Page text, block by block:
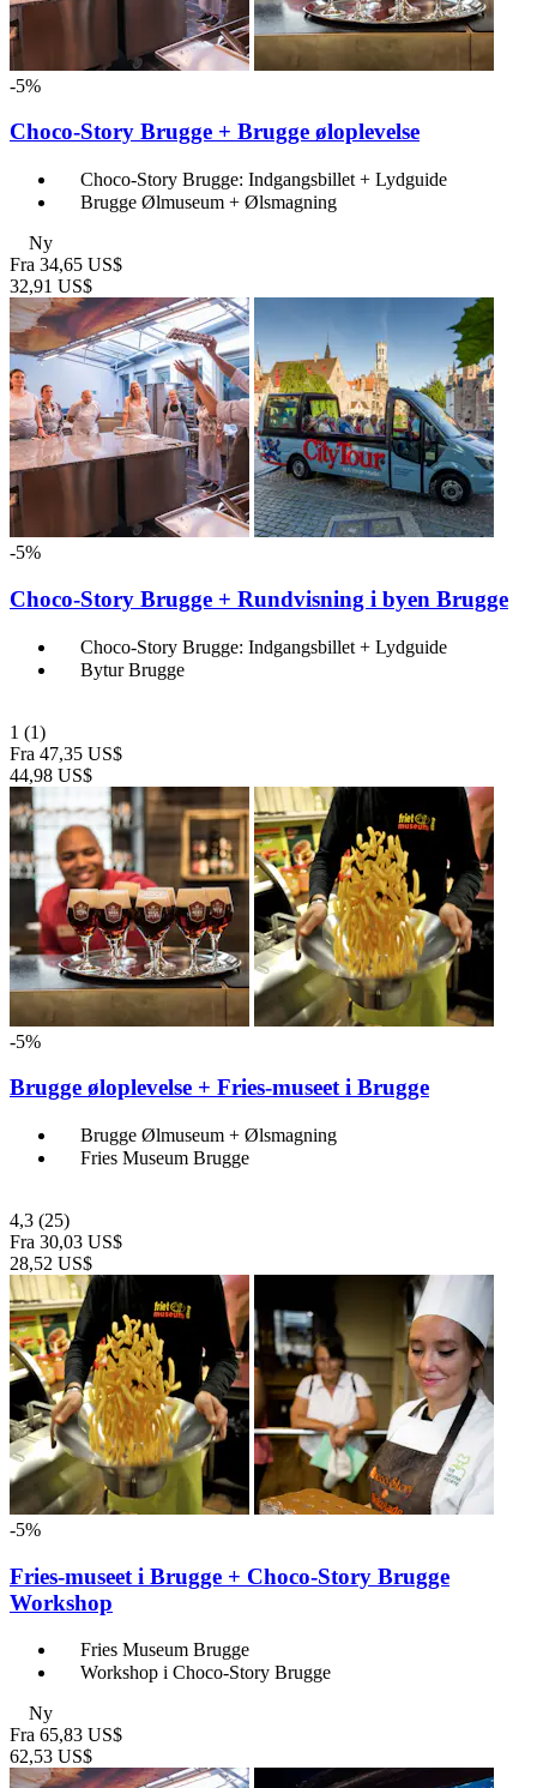
-5%
Choco-Story Brugge + Brugge øloplevelse
Choco-Story Brugge: Indgangsbillet + Lydguide
Brugge Ølmuseum + Ølsmagning
Ny
Fra 34,65 US$
32,91 US$
-5%
Choco-Story Brugge + Rundvisning i byen Brugge
Choco-Story Brugge: Indgangsbillet + Lydguide
Bytur Brugge
1 (1)
Fra 47,35 US$
44,98 US$
-5%
Brugge øloplevelse + Fries-museet i Brugge
Brugge Ølmuseum + Ølsmagning
Fries Museum Brugge
4,3 (25)
Fra 30,03 US$
28,52 US$
-5%
Fries-museet i Brugge + Choco-Story Brugge
Workshop
Fries Museum Brugge
Workshop i Choco-Story Brugge
Ny
Fra 65,83 US$
62,53 US$